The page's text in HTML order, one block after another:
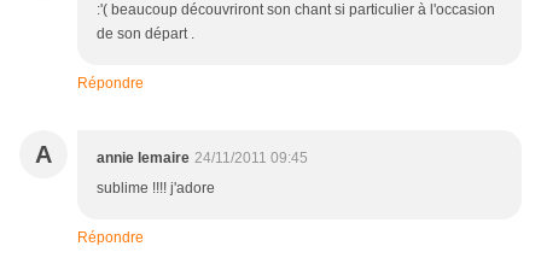
:'( beaucoup découvriront son chant si particulier à l'occasion
de son départ .
Répondre
A annie lemaire 24/11/2011 09:45
sublime !!!! j'adore
Répondre